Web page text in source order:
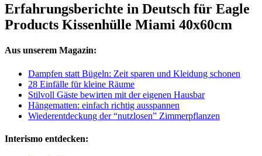
Erfahrungsberichte in Deutsch für Eagle
Products Kissenhülle Miami 40x60cm
Aus unserem Magazin:
Dampfen statt Bügeln: Zeit sparen und Kleidung schonen
28 Einfälle für kleine Räume
Stilvoll Gäste bewirten mit der eigenen Hausbar
Hängematten: einfach richtig ausspannen
Wiederentdeckung der “nutzlosen” Zimmerpflanzen
Interismo entdecken: